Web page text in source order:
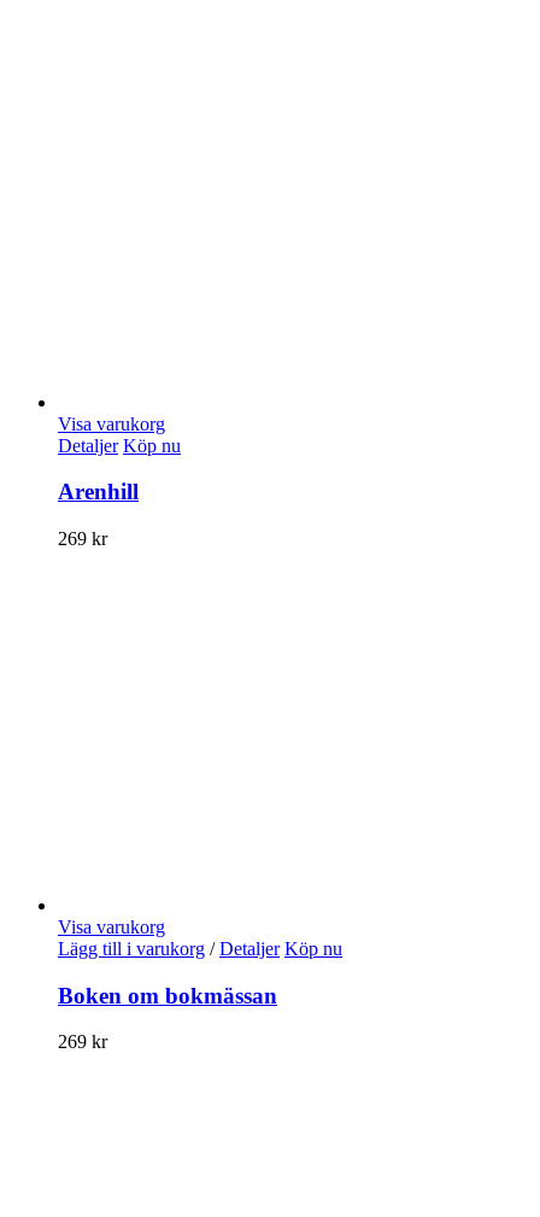
Visa varukorg
Detaljer Köp nu
Arenhill
269 kr
Visa varukorg
Lägg till i varukorg / Detaljer Köp nu
Boken om bokmässan
269 kr